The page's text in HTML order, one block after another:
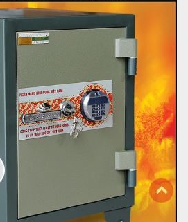
back